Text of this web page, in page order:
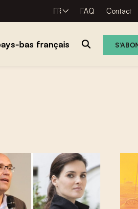
FR FAQ Contact
bas français